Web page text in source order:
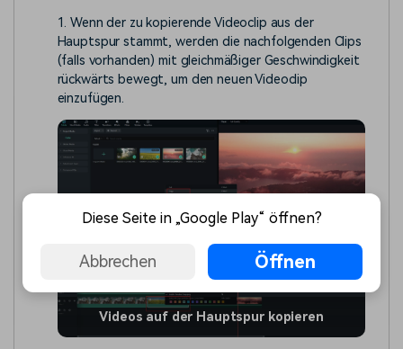
1. Wenn der zu kopierende Videoclip aus der
Hauptspur stammt, werden die nachfolgenden Clips
(falls vorhanden) mit gleichmäßiger Geschwindigkeit
rückwärts bewegt, um den neuen Videoclip
einzufügen.
Videos auf der Hauptspur kopieren
Diese Seite in „Google Play“ öffnen?
Abbrechen Öffnen